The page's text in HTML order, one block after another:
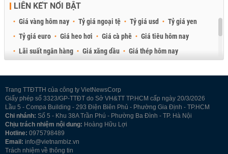
LIÊN KẾT NỔI BẬT
Giá vàng hôm nay Tỷ giá ngoại tệ Tỷ giá usd
Tỷ giá yen
Tỷ giá euro
Giá heo hơi Giá cà phê
Giá tiêu hôm nay
Lãi suất ngân hàng
Giá xăng dầu
Giá thép hôm nay
Trang TTĐTTH của công ty VietNewsCorp
Giấy phép số 3323/GP-TTĐT do Sở VH&TT TP.HCM cấp ngày 20/3/2026
Lầu 5 - Compa Building - 293 Điện Biên Phủ - Phường Gia Định - TP.HCM
Chi nhánh: Số 5 - Khu 38A Trần Phú - Phường Ba Đình - TP. Hà Nội
Chịu trách nhiệm nội dung: Hoàng Hữu Lợi
Hotline: 0975798489
Email: info@vietnambiz.vn
Trách nhiệm về thông tin